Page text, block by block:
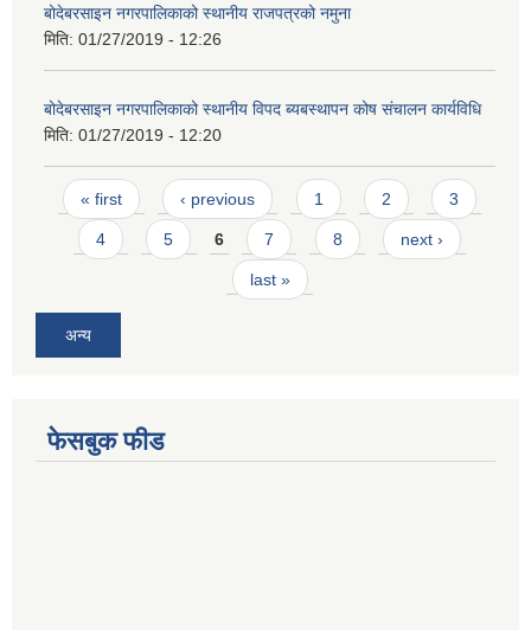
बोदेबरसाइन नगरपालिकाको स्थानीय राजपत्रको नमुना
मिति: 01/27/2019 - 12:26
बोदेबरसाइन नगरपालिकाको स्थानीय विपद ब्यबस्थापन कोष संचालन कार्यविधि
मिति: 01/27/2019 - 12:20
Pages
« first ‹ previous 1 2 3
4 5 6 7 8 next ›
last »
अन्य
फेसबुक फीड